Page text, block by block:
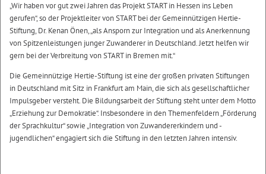
„Wir haben vor gut zwei Jahren das Projekt START in Hessen ins Leben
gerufen“, so der Projektleiter von START bei der Gemeinnützigen Hertie-
Stiftung, Dr. Kenan Önen, „als Ansporn zur Integration und als Anerkennung
von Spitzenleistungen junger Zuwanderer in Deutschland. Jetzt helfen wir
gern bei der Verbreitung von START in Bremen mit.“
Die Gemeinnützige Hertie-Stiftung ist eine der großen privaten Stiftungen
in Deutschland mit Sitz in Frankfurt am Main, die sich als gesellschaftlicher
Impulsgeber versteht. Die Bildungsarbeit der Stiftung steht unter dem Motto
„Erziehung zur Demokratie“. Insbesondere in den Themenfeldern „Förderung
der Sprachkultur“ sowie „Integration von Zuwandererkindern und -
jugendlichen“ engagiert sich die Stiftung in den letzten Jahren intensiv.